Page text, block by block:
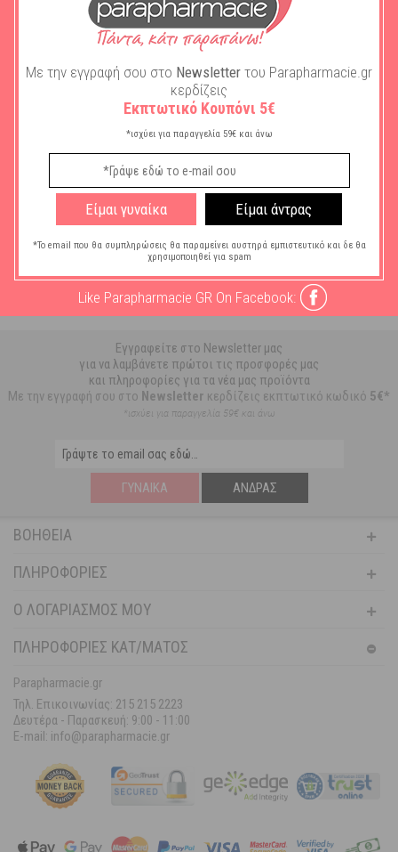
Διαθέσιμο
13,80 €
ΣΤΟ ΚΑΛΑΘΙ
Anatomic Help Περικάρπιο
One Size 6312
Διαθέσιμο
ΣΤΟ ΚΑΛΑΘΙ
Εγγραφείτε στο Newsletter μας
για να λαμβάνετε πρώτοι τις προσφορές μας
και πληροφορίες για τα νέα μας προϊόντα
Με την εγγραφή σου στο Newsletter κερδίζεις εκπτωτικό κωδικό 5€*
*ισχύει για παραγγελία 59€ και άνω
ΓΥΝΑΊΚΑ ΆΝΔΡΑΣ
ΒΟΉΘΕΙΑ
ΠΛΗΡΟΦΟΡΊΕΣ
Ο ΛΟΓΑΡΙΑΣΜΌΣ ΜΟΥ
ΠΛΗΡΟΦΟΡΙΕΣ ΚΑΤ/ΜΑΤΟΣ
Parapharmacie.gr
Τηλ. Επικοινωνίας: 215 215 2223
Δευτέρα - Παρασκευή: 9:00 - 11:00
E-mail: info@parapharmacie.gr
Με την εγγραφή σου στο Newsletter του Parapharmacie.gr
κερδίζεις
Εκπτωτικό Κουπόνι 5€
*ισχύει για παραγγελία 59€ και άνω
Είμαι γυναίκα Είμαι άντρας
*Το email που θα συμπληρώσεις θα παραμείνει αυστηρά εμπιστευτικό και δε θα
χρησιμοποιηθεί για spam
Like Parapharmacie GR On Facebook: